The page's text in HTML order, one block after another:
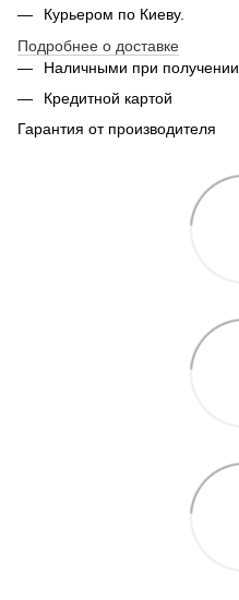
Курьером по Киеву.
Подробнее о доставке
Наличными при получении
Кредитной картой
Гарантия от производителя